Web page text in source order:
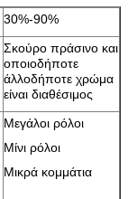
30%-90%
Σκούρο πράσινο και
οποιοδήποτε
άλλοδήποτε χρώμα
είναι διαθέσιμος
Μεγάλοι ρόλοι
Μίνι ρόλοι
Μικρά κομμάτια